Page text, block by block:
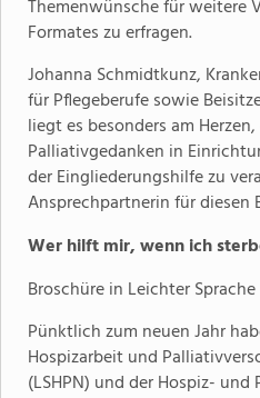
Themenwünsche für weitere
Formates zu erfragen.
Johanna Schmidtkunz,
für Pflegeberufe sowie
liegt es besonders am
Palliativgedanken in
der Eingliederungshilfe zu
Ansprechpartnerin für diesen
Wer hilft mir, wenn ich
Broschüre in Leichter
Pünktlich zum neuen Jahr
Hospizarbeit und
(LSHPN) und der Hospiz-